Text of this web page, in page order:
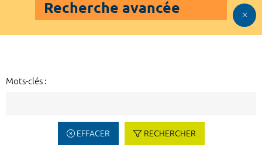
Recherche avancée
Mots-clés :
EFFACER RECHERCHER